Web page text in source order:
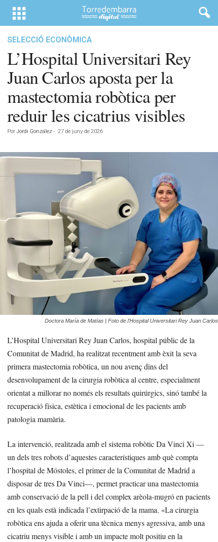
SELECCIÓ ECONÒMICA
L’Hospital Universitari Rey
Juan Carlos aposta per la
mastectomia robòtica per
reduir les cicatrius visibles
Por Jordi González - 27 de juny de 2026
Doctora María de Matías | Foto de l'Hospital Universitari Rey Juan Carlos
L’Hospital Universitari Rey Juan Carlos, hospital públic de la
Comunitat de Madrid, ha realitzat recentment amb èxit la seva
primera mastectomia robòtica, un nou avenç dins del
desenvolupament de la cirurgia robòtica al centre, especialment
orientat a millorar no només els resultats quirúrgics, sinó també la
recuperació física, estètica i emocional de les pacients amb
patologia mamària.
La intervenció, realitzada amb el sistema robòtic Da Vinci Xi —
un dels tres robots d’aquestes característiques amb què compta
l’hospital de Móstoles, el primer de la Comunitat de Madrid a
disposar de tres Da Vinci—, permet practicar una mastectomia
amb conservació de la pell i del complex arèola-mugró en pacients
en les quals està indicada l’extirpació de la mama. «La cirurgia
robòtica ens ajuda a oferir una tècnica menys agressiva, amb una
cicatriu menys visible i amb un impacte molt positiu en la